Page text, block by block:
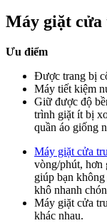
Máy giặt
Ưu điểm
Được trang bị
Máy tiết kiệm
Giữ được độ
trình giặt ít bị
quần áo giống
Máy giặt cửa
vòng/phút, hơn
giúp bạn
khô nhanh
Máy giặt cửa
khác nhau.